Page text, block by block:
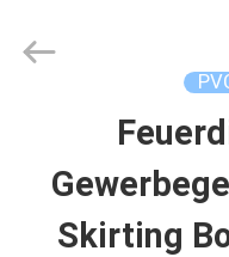
PRODUKTE
Building
Skirting